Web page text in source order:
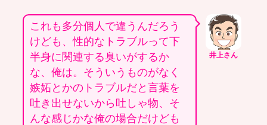
井上さん
これも多分個人で違うんだろう
けども、性的なトラブルって下
半身に関連する臭いがするか
な、俺は。そういうものがなく
嫉妬とかのトラブルだと言葉を
吐き出せないから吐しゃ物、そ
んな感じかな俺の場合だけども